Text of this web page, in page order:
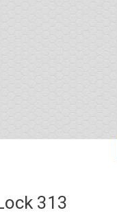
313